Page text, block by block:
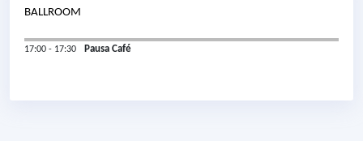
BALLROOM
17:00 - 17:30 Pausa Café